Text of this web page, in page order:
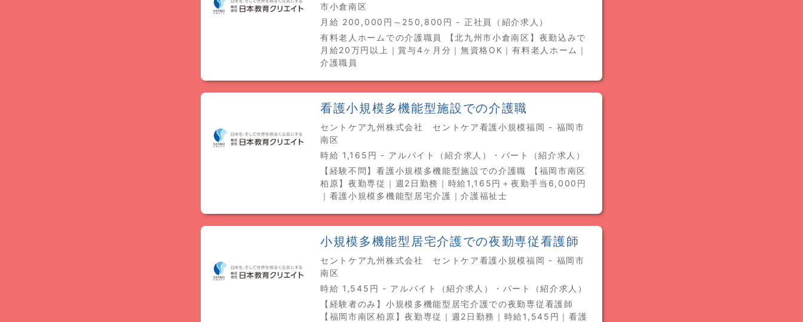
市小倉南区
月給 200,000円～250,800円 - 正社員（紹介求人）
有料老人ホームでの介護職員 【北九州市小倉南区】夜勤込みで
月給20万円以上｜賞与4ヶ月分｜無資格OK｜有料老人ホーム｜
介護職員
看護小規模多機能型施設での介護職
セントケア九州株式会社 セントケア看護小規模福岡 - 福岡市
南区
時給 1,165円 - アルバイト（紹介求人）・パート（紹介求人）
【経験不問】看護小規模多機能型施設での介護職 【福岡市南区
柏原】夜勤専従｜週2日勤務｜時給1,165円＋夜勤手当6,000円
｜看護小規模多機能型居宅介護｜介護福祉士
小規模多機能型居宅介護での夜勤専従看護師
セントケア九州株式会社 セントケア看護小規模福岡 - 福岡市
南区
時給 1,545円 - アルバイト（紹介求人）・パート（紹介求人）
【経験者のみ】小規模多機能型居宅介護での夜勤専従看護師
【福岡市南区柏原】夜勤専従｜週2日勤務｜時給1,545円｜看護